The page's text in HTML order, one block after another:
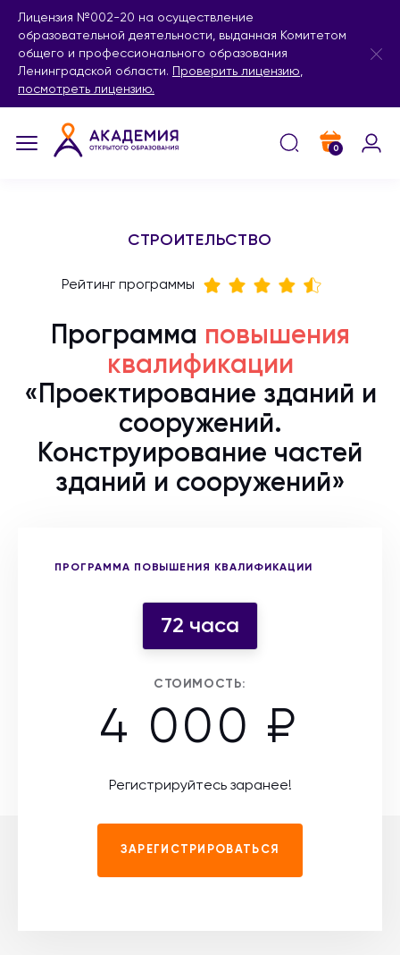
Лицензия №002-20 на осуществление
образовательной деятельности, выданная Комитетом
общего и профессионального образования
Ленинградской области.
Проверить лицензию,
посмотреть лицензию.
0
СТРОИТЕЛЬСТВО
Рейтинг программы
Программа повышения
квалификации
«Проектирование зданий и
сооружений.
Конструирование частей
зданий и сооружений»
ПРОГРАММА ПОВЫШЕНИЯ КВАЛИФИКАЦИИ
Выберите форму участия
72 часа
СТОИМОСТЬ:
4 000 ₽
Регистрируйтесь заранее!
ЗАРЕГИСТРИРОВАТЬСЯ